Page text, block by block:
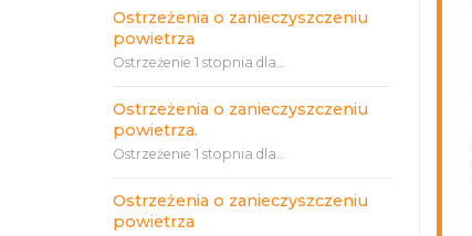
Ostrzeżenia o zanieczyszczeniu
powietrza
Ostrzeżenie 1 stopnia dla...
Ostrzeżenia o zanieczyszczeniu
powietrza.
Ostrzeżenie 1 stopnia dla...
Ostrzeżenia o zanieczyszczeniu
powietrza